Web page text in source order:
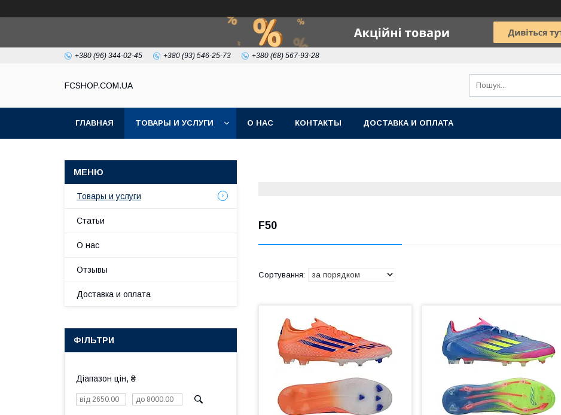
+380 (96) 344-02-45 +380 (93) 546-25-73 +380 (68) 567-93-28
FCSHOP.COM.UA
ГЛАВНАЯ ТОВАРЫ И УСЛУГИ О НАС КОНТАКТЫ ДОСТАВКА И ОПЛАТА
F50
Товары и услуги
Статьи
О нас
Отзывы
Доставка и оплата
ФІЛЬТРИ
Діапазон цін, ₴